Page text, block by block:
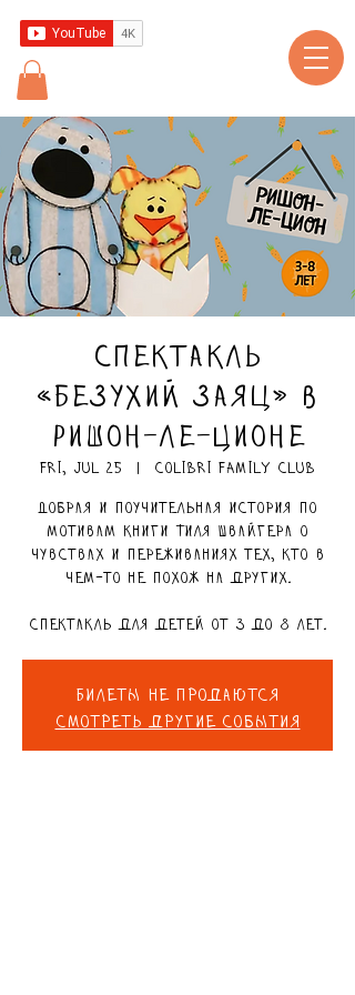
Спектакль
«Безухий заяц» в
Ришон-ле-Ционе
Fri, Jul 25 Colibri Family Club
Добрая и поучительная история по
мотивам книги Тиля Швайгера о
чувствах и переживаниях тех, кто в
чем-то не похож на других.
Спектакль для детей от 3 до 8 лет.
Билеты не продаются
Смотреть другие события